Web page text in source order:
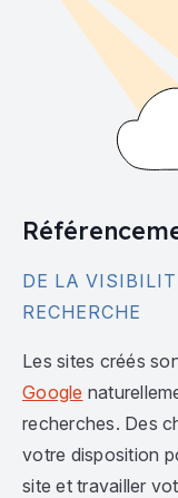
DE LA
RECHERCHE
Les sites créés
Google
recherches. Des
votre disposition
site et travailler